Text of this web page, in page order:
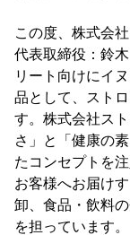
この度、株式会
代表取締役：鈴
リート向けにイ
品として、スト
す。株式会社ス
さ」と「健康の
たコンセプトを
お客様へお届け
卸、食品・飲料
を担っています。